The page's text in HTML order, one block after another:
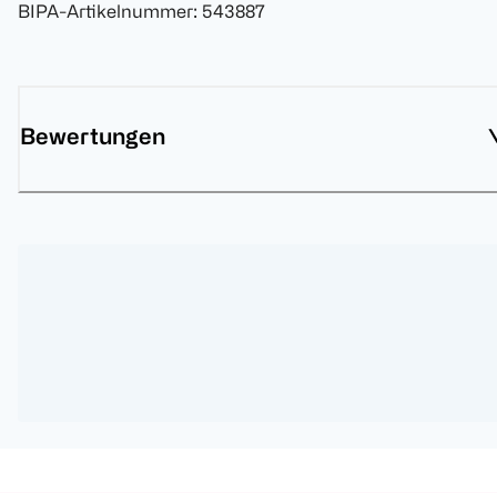
BIPA-Artikelnummer: 543887
Bewertungen